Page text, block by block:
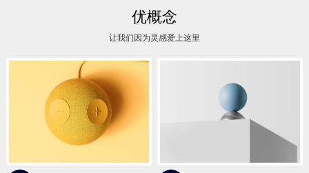
优概念
让我们因为灵感爱上这里